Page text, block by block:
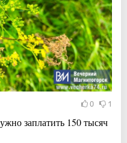
0 1
заплатить 150 тысяч